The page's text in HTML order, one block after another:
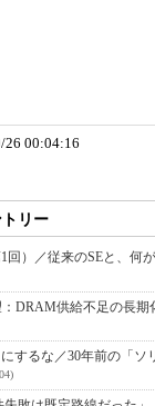
26 00:04:16
リー
回）／従来のSEと、何
DRAM供給不足の長期
にするな／30年前の「